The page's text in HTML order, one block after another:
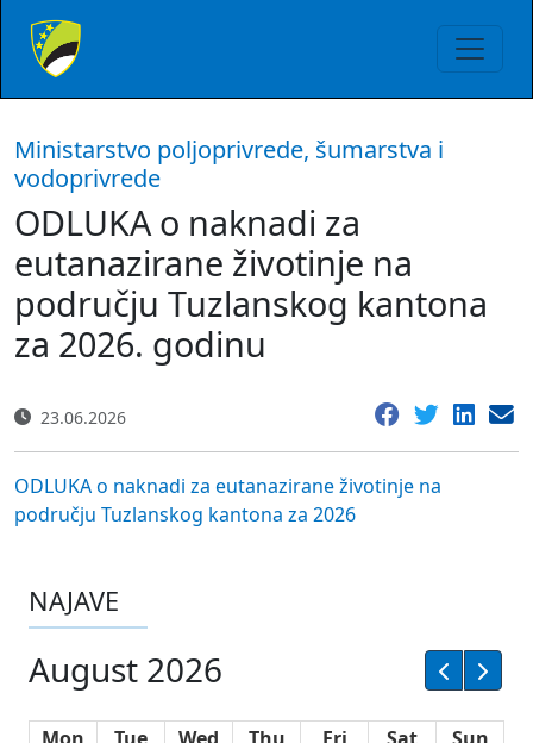
Ministarstvo poljoprivrede, šumarstva i
vodoprivrede
ODLUKA o naknadi za
eutanazirane životinje na
području Tuzlanskog kantona
za 2026. godinu
23.06.2026
ODLUKA o naknadi za eutanazirane životinje na
području Tuzlanskog kantona za 2026
NAJAVE
August 2026